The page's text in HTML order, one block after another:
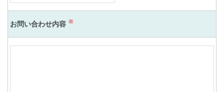
お問い合わせ内容 ※